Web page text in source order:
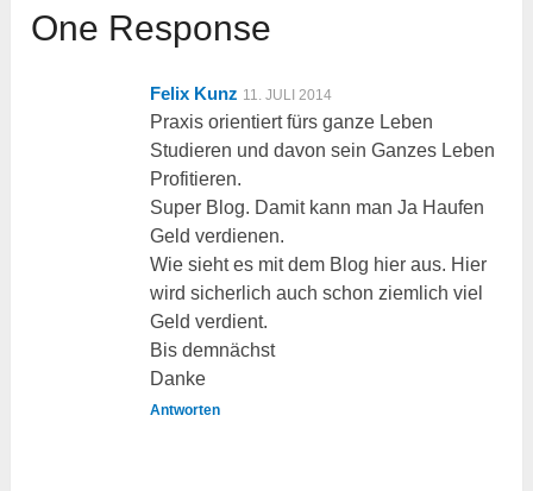
One Response
Felix Kunz 11. JULI 2014
Praxis orientiert fürs ganze Leben
Studieren und davon sein Ganzes Leben
Profitieren.
Super Blog. Damit kann man Ja Haufen
Geld verdienen.
Wie sieht es mit dem Blog hier aus. Hier
wird sicherlich auch schon ziemlich viel
Geld verdient.
Bis demnächst
Danke
Antworten